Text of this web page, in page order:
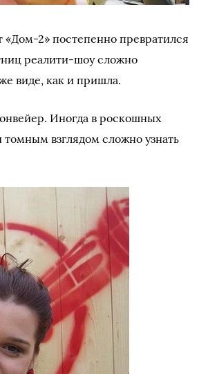
2» постепенно превратился
реалити-шоу сложно
виде, как и пришла.
Иногда в роскошных
взглядом сложно узнать